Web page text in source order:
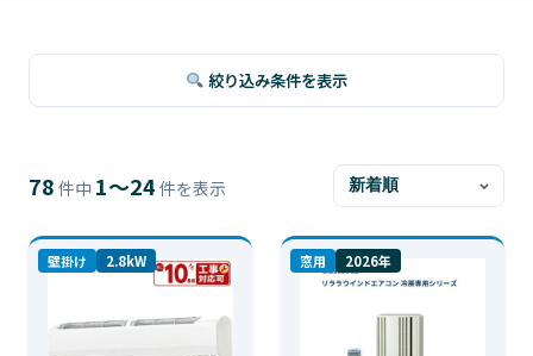
絞り込み条件を表示
78 件中 1〜24 件を表示
壁掛け 2.8kW 窓用 2026年